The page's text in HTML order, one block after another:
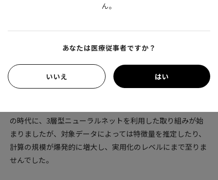
第2次AIブーム
の時代に、3層型ニューラルネットを利用した取り組みが始
まりましたが、対象データによっては特徴量を推定したり、
計算の規模が爆発的に増大し、実用化のレベルにまで至りま
せんでした。
ん。
あなたは医療従事者ですか？
いいえ はい